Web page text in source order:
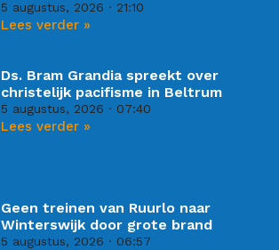
5 augustus, 2026 21:10
Lees verder »
Ds. Bram Grandia spreekt over
christelijk pacifisme in Beltrum
5 augustus, 2026 07:40
Lees verder »
Geen treinen van Ruurlo naar
Winterswijk door grote brand
5 augustus, 2026 06:57